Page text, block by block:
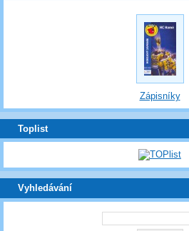
Zápisníky
Toplist
Vyhledávání